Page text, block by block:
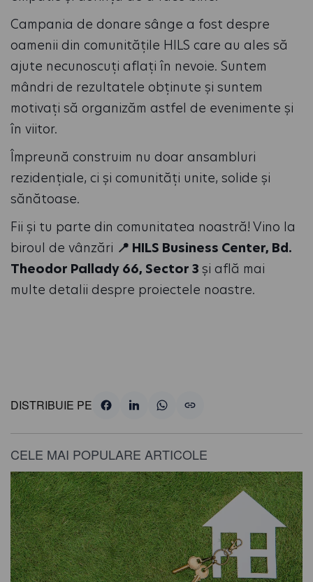
Campania de donare sânge a fost despre
oamenii din comunitățile HILS care au ales să
ajute necunoscuți aflați în nevoie. Suntem
mândri de rezultatele obținute și suntem
motivați să organizăm astfel de evenimente și
în viitor.
Împreună construim nu doar ansambluri
rezidențiale, ci și comunități unite, solide și
sănătoase.
Fii și tu parte din comunitatea noastră! Vino la
biroul de vânzări 📍 HILS Business Center, Bd.
Theodor Pallady 66, Sector 3 și află mai
multe detalii despre proiectele noastre.
DISTRIBUIE PE
CELE MAI POPULARE ARTICOLE